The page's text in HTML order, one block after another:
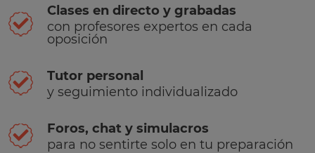
Clases en directo y grabadas
con profesores expertos en cada
oposición
Tutor personal
y seguimiento individualizado
Foros, chat y simulacros
para no sentirte solo en tu preparación